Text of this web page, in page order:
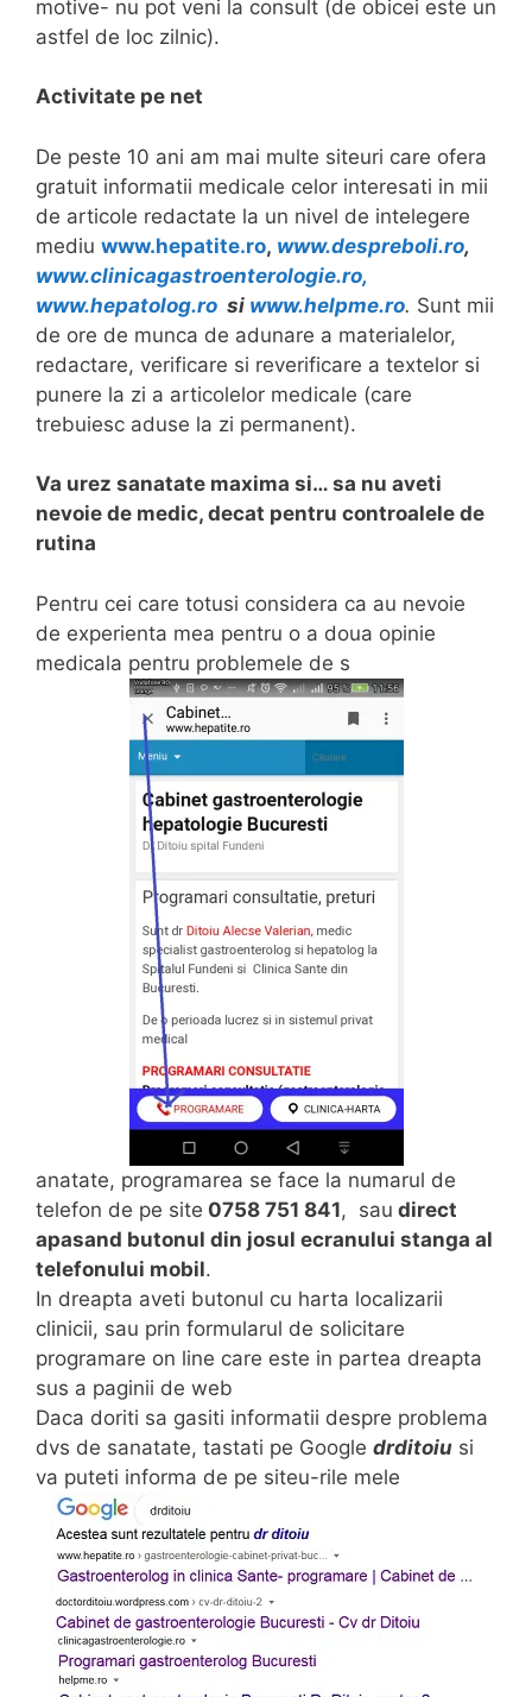
motive- nu pot veni la consult (de obicei este un
astfel de loc zilnic).
Activitate pe net
De peste 10 ani am mai multe siteuri care ofera
gratuit informatii medicale celor interesati in mii
de articole redactate la un nivel de intelegere
mediu www.hepatite.ro, www.despreboli.ro,
www.clinicagastroenterologie.ro,
www.hepatolog.ro si www.helpme.ro. Sunt mii
de ore de munca de adunare a materialelor,
redactare, verificare si reverificare a textelor si
punere la zi a articolelor medicale (care
trebuiesc aduse la zi permanent).
Va urez sanatate maxima si… sa nu aveti
nevoie de medic, decat pentru controalele de
rutina
Pentru cei care totusi considera ca au nevoie
de experienta mea pentru o a doua opinie
medicala pentru problemele de s
anatate, programarea se face la numarul de
telefon de pe site 0758 751 841, sau direct
apasand butonul din josul ecranului stanga al
telefonului mobil.
In dreapta aveti butonul cu harta localizarii
clinicii, sau prin formularul de solicitare
programare on line care este in partea dreapta
sus a paginii de web
Daca doriti sa gasiti informatii despre problema
dvs de sanatate, tastati pe Google drditoiu si
va puteti informa de pe siteu-rile mele